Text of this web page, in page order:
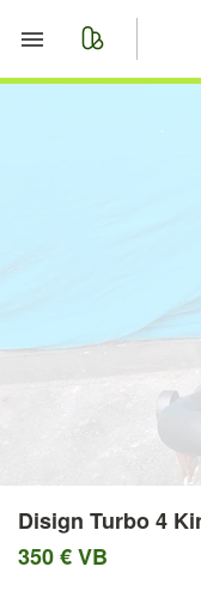
Disign Turbo 4
350 € VB